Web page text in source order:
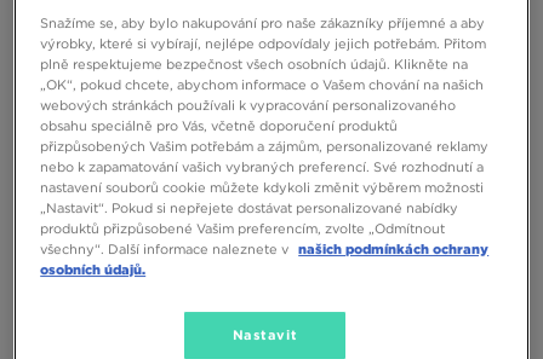
ONLY AT
ADIDAS TRIČKO LS TRIČKO SHIRT
1099 Kč
ONLY AT
NEW BALANCE MIKINA
ROZEPÍNACÍ LS TRIČKO
1790 Kč
Snažíme se, aby bylo nakupování pro naše zákazníky příjemné a aby
výrobky, které si vybírají, nejlépe odpovídaly jejich potřebám. Přitom
plně respektujeme bezpečnost všech osobních údajů. Klikněte na
„OK“, pokud chcete, abychom informace o Vašem chování na našich
webových stránkách používali k vypracování personalizovaného
obsahu speciálně pro Vás, včetně doporučení produktů
přizpůsobených Vašim potřebám a zájmům, personalizované reklamy
nebo k zapamatování vašich vybraných preferencí. Své rozhodnutí a
nastavení souborů cookie můžete kdykoli změnit výběrem možnosti
„Nastavit“. Pokud si nepřejete dostávat personalizované nabídky
produktů přizpůsobené Vašim preferencím, zvolte „Odmítnout
všechny“. Další informace naleznete v našich podmínkách ochrany
osobních údajů.
Nastavit